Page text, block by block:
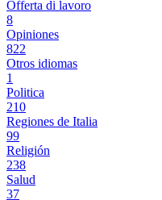
Offerta di lavoro
8
Opiniones
822
Otros idiomas
1
Politica
210
Regiones de Italia
99
Religión
238
Salud
37